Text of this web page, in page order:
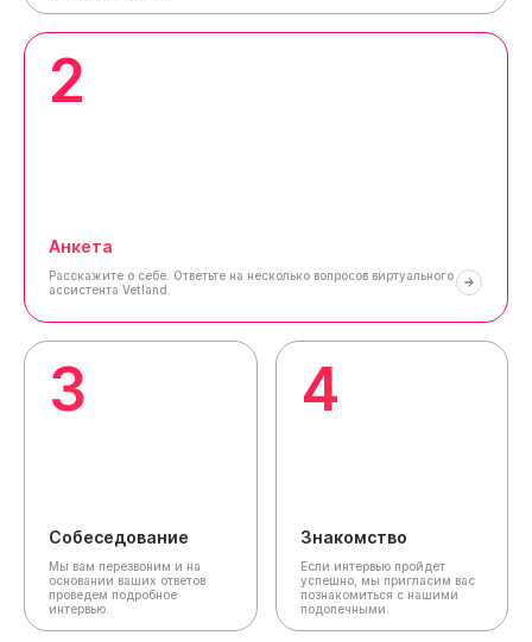
2
Анкета
Расскажите о себе. Ответьте на несколько вопросов виртуального
ассистента Vetland.
3
Собеседование
Мы вам перезвоним и на
основании ваших ответов
проведем подробное
интервью.
4
Знакомство
Если интервью пройдет
успешно, мы пригласим вас
познакомиться с нашими
подопечными.